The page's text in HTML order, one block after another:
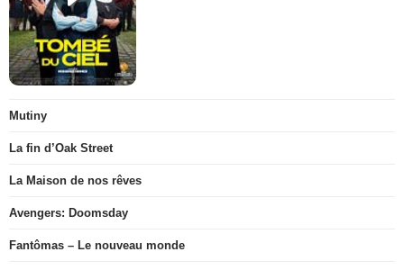
Mutiny
La fin d’Oak Street
La Maison de nos rêves
Avengers: Doomsday
Fantômas – Le nouveau monde